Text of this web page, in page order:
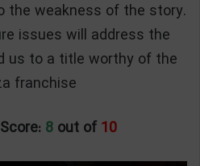
the weakness of the story.
issues will address the
us to a title worthy of the
franchise
Score: 8 out of 10